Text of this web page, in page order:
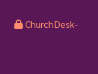
ChurchDesk-